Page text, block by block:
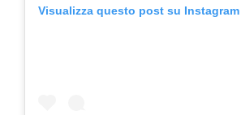
Visualizza questo post su Instagram